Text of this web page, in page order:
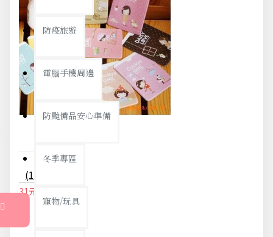
防疫旅遊
電腦手機周邊
防颱備品安心準備
冬季專區
寵物/玩具
31元